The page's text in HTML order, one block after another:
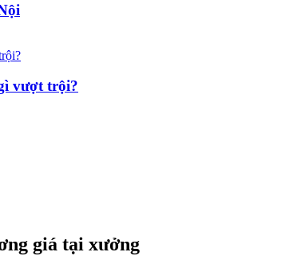
vượt trội?
giá tại xưởng